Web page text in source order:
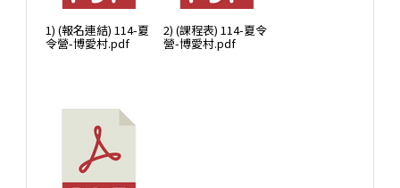
1) (報名連結) 114-夏
令營-博愛村.pdf
2) (課程表) 114-夏令
營-博愛村.pdf